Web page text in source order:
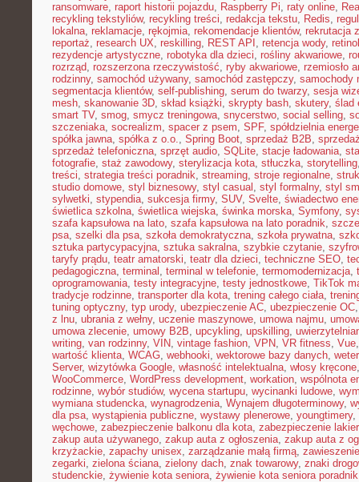
ransomware, raport historii pojazdu, Raspberry Pi, raty online,
recykling tekstyliów, recykling treści, redakcja tekstu, Redis,
lokalna, reklamacje, rękojmia, rekomendacje klientów, rekrutacja
reportaż, research UX, reskilling, REST API , retencja wody, retinol
rezydencje artystyczne, robotyka dla dzieci, rośliny akwariowe,
rozrząd, rozszerzona rzeczywistość, ryby akwariowe, rzemiosło
rodzinny, samochód używany, samochód zastępczy, samochody
segmentacja klientów, self-publishing, serum do twarzy, sesja
mesh, skanowanie 3D, skład książki, skrypty bash, skutery, ślad
smart TV, smog, smycz treningowa, snycerstwo, social selling,
szczeniaka, socrealizm, spacer z psem, SPF, spółdzielnia
spółka jawna, spółka z o.o., Spring Boot, sprzedaż B2B,
sprzedaż telefoniczna, sprzęt audio, SQLite, stacje ładowania,
fotografie, staż zawodowy, sterylizacja kota, stłuczka, storytelling
treści, strategia treści poradnik, streaming, stroje regionalne,
studio domowe, styl biznesowy, styl casual , styl formalny, styl
sylwetki, stypendia, sukcesja firmy, SUV, Svelte, świadectwo
świetlica szkolna, świetlica wiejska, świnka morska, Symfony,
szafa kapsułowa na lato, szafa kapsułowa na lato poradnik,
psa, szelki dla psa, szkoła demokratyczna, szkoła prywatna,
sztuka partycypacyjna, sztuka sakralna, szybkie czytanie,
taryfy prądu, teatr amatorski, teatr dla dzieci, techniczne SEO,
pedagogiczna, terminal , terminal w telefonie, termomodernizacja,
oprogramowania, testy integracyjne, testy jednostkowe, TikTok
tradycje rodzinne, transporter dla kota, trening całego ciała,
tuning optyczny, typ urody, ubezpieczenie AC, ubezpieczenie OC
z lnu, ubrania z wełny, uczenie maszynowe, umowa najmu,
umowa zlecenie, umowy B2B, upcykling, upskilling,
writing, van rodzinny, VIN, vintage fashion, VPN, VR fitness, Vue
wartość klienta, WCAG, webhooki, wektorowe bazy danych,
Server, wizytówka Google, własność intelektualna, włosy kręcone
WooCommerce, WordPress development, workation, wspólnota
rodzinne, wybór studiów, wycena startupu, wycinanki ludowe,
wymiana studencka, wynagrodzenia, Wynajem długoterminowy,
dla psa, wystąpienia publiczne, wystawy plenerowe, youngtimery,
węchowe, zabezpieczenie balkonu dla kota, zabezpieczenie
zakup auta używanego, zakup auta z ogłoszenia, zakup auta z
krzyżackie, zapachy unisex, zarządzanie małą firmą, zawieszenie
zegarki, zielona ściana, zielony dach, znak towarowy, znaki
studenckie, żywienie kota seniora, żywienie kota seniora poradnik